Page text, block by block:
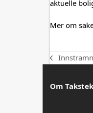
aktuelle
Mer om
previous
Om